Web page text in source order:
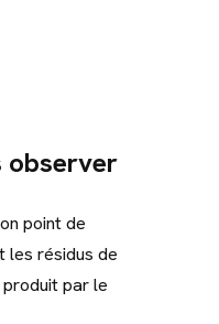
observer
point de
les résidus de
par le